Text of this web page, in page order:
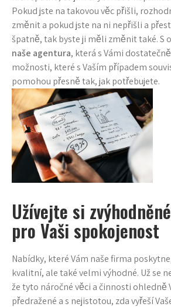
Pokud jste na takovou věc přišli,
změnit a pokud jste na ni nepřišli a
špatně, tak byste ji měli změnit také. S
naše agentura, která s Vámi
možnosti, které s Vaším případem
pomohou přesně tak, jak potřebujete.
Užívejte si
pro Vaši spokojenost
Nabídky, které Vám naše firma
kvalitní, ale také velmi výhodné. Už se
že tyto náročné věci a činnosti ohledně
předražené a s nejistotou, zda vyřeší